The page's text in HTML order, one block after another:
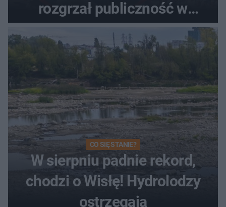
rozgrzał publiczność w
Toruniu
CO SIĘ STANIE?
W sierpniu padnie rekord,
chodzi o Wisłę! Hydrolodzy
ostrzegają